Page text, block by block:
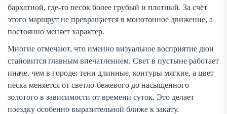
бархатной, где-то песок более грубый и плотный. За счёт
этого маршрут не превращается в монотонное движение, а
постоянно меняет характер.
Многие отмечают, что именно визуальное восприятие дюн
становится главным впечатлением. Свет в пустыне работает
иначе, чем в городе: тени длинные, контуры мягкие, а цвет
песка меняется от светло-бежевого до насыщенного
золотого в зависимости от времени суток. Это делает
поездку особенно выразительной ближе к закату.